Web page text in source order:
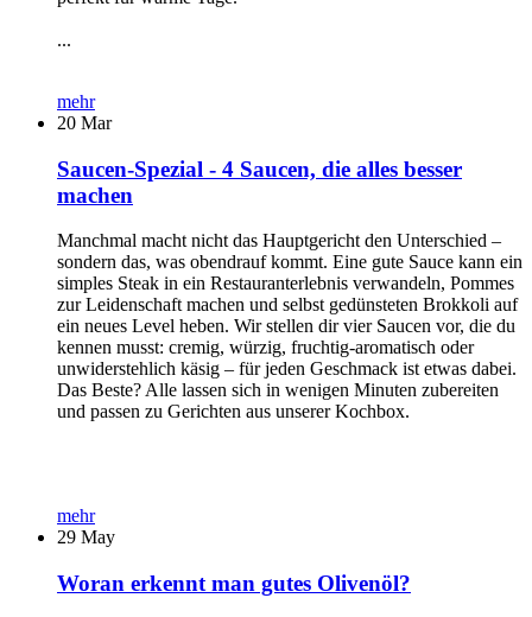
...
mehr
20 Mar
Saucen-Spezial - 4 Saucen, die alles besser
machen
Manchmal macht nicht das Hauptgericht den Unterschied –
sondern das, was obendrauf kommt. Eine gute Sauce kann ein
simples Steak in ein Restauranterlebnis verwandeln, Pommes
zur Leidenschaft machen und selbst gedünsteten Brokkoli auf
ein neues Level heben. Wir stellen dir vier Saucen vor, die du
kennen musst: cremig, würzig, fruchtig-aromatisch oder
unwiderstehlich käsig – für jeden Geschmack ist etwas dabei.
Das Beste? Alle lassen sich in wenigen Minuten zubereiten
und passen zu Gerichten aus unserer Kochbox.
mehr
29 May
Woran erkennt man gutes Olivenöl?